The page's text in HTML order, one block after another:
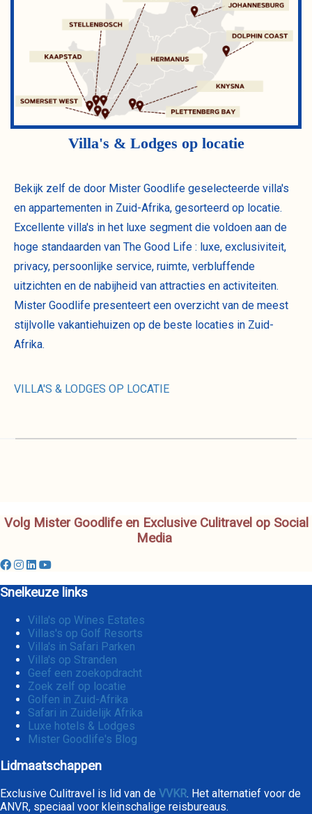
Villa's & Lodges op locatie
Bekijk zelf de door Mister Goodlife geselecteerde villa's
en appartementen in Zuid-Afrika, gesorteerd op locatie.
Excellente villa's in het luxe segment die voldoen aan de
hoge standaarden van The Good Life : luxe, exclusiviteit,
privacy, persoonlijke service, ruimte, verbluffende
uitzichten en de nabijheid van attracties en activiteiten.
Mister Goodlife presenteert een overzicht van de meest
stijlvolle vakantiehuizen op de beste locaties in Zuid-
Afrika.
VILLA'S & LODGES OP LOCATIE
Volg Mister Goodlife en Exclusive Culitravel op Social
Media
Snelkeuze links
Villa's op Wines Estates
Villas's op Golf Resorts
Villa's in Safari Parken
Villa's op Stranden
Geef een zoekopdracht
Zoek zelf op locatie
Golfen in Zuid-Afrika
Safari in Zuidelijk Afrika
Luxe hotels & Lodges
Mister Goodlife's Blog
Lidmaatschappen
Exclusive Culitravel is lid van de VVKR. Het alternatief voor de
ANVR, speciaal voor kleinschalige reisbureaus.